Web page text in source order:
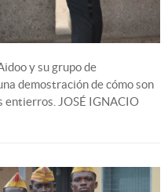
y su grupo de
demostración de cómo son
entierros. JOSÉ IGNACIO